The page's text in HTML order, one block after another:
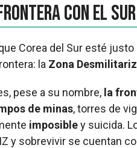
con el Sur
Corea del Sur esté justo
la Zona
pese a su nombre, la
de minas, torres de
imposibley suicida.
y sobrevivir se cuentan